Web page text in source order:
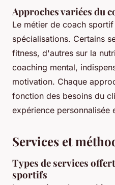
Approches variées du
Le métier de coach
spécialisations. Certains
fitness, d'autres sur la
coaching mental,
motivation. Chaque
fonction des besoins du
expérience personnalisée
Services et
Types de services
sportifs